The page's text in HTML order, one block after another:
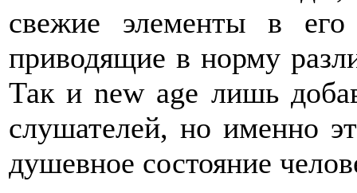
свежие элементы в
приводящие в норму
Так и new age лишь
слушателей, но именно
душевное состояние